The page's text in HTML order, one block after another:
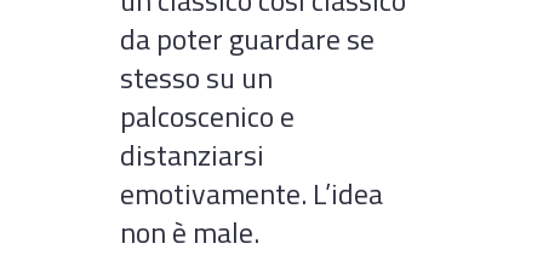
da poter guardare se
stesso su un
palcoscenico e
distanziarsi
emotivamente. L’idea
non è male.